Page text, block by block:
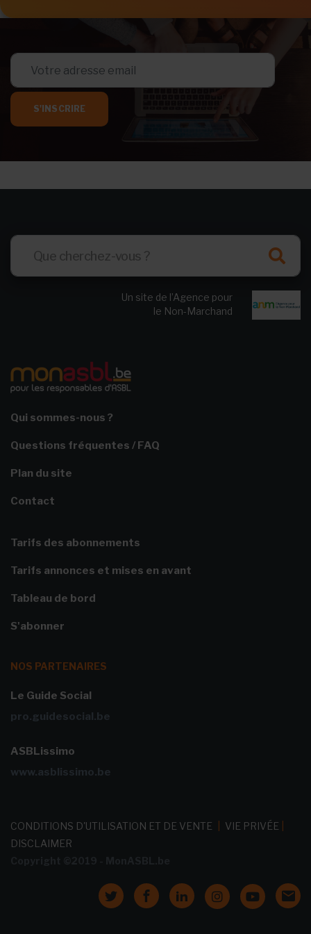
S'INSCRIRE
Un site de l’Agence pour
le Non-Marchand
Qui sommes-nous ?
Questions fréquentes / FAQ
Plan du site
Contact
Tarifs des abonnements
Tarifs annonces et mises en avant
Tableau de bord
S'abonner
NOS PARTENAIRES
Le Guide Social
pro.guidesocial.be
ASBLissimo
www.asblissimo.be
CONDITIONS D'UTILISATION ET DE VENTE VIE PRIVÉE
DISCLAIMER